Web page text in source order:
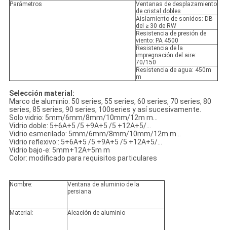
Parámetros
Ventanas de desplazamiento
de cristal dobles
Aislamiento de sonidos: DB
del ≥ 30 de RW
Resistencia de presión de
viento: PA 4500
Resistencia de la
impregnación del aire:
70/150
Resistencia de agua: 450m
m
Selección material:
Marco de aluminio: 50 series, 55 series, 60 series, 70 series, 80
series, 85 series, 90 series, 100series y así sucesivamente.
Solo vidrio: 5mm/6mm/8mm/10mm/12m m…
Vidrio doble: 5+6A+5 /5 +9A+5 /5 +12A+5/…
Vidrio esmerilado: 5mm/6mm/8mm/10mm/12m m…
Vidrio reflexivo:: 5+6A+5 /5 +9A+5 /5 +12A+5/…
Vidrio bajo-e: 5mm+12A+5m m
Color: modificado para requisitos particulares
Nombre:
Ventana de aluminio de la
persiana
Material: Aleación de aluminio